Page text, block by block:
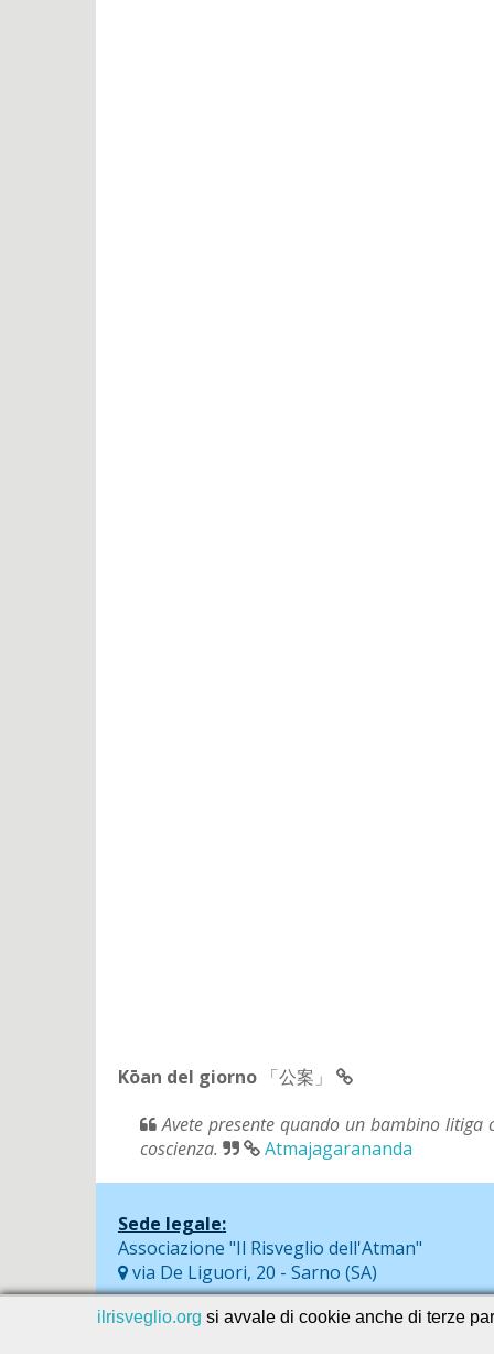
Kōan del giorno 「公案」
Avete presente quando un bambino litiga
coscienza.
Atmajagarananda
Sede legale:
Associazione "Il Risveglio dell'Atman"
via De Liguori, 20 - Sarno (SA)
ilrisveglio.org si avvale di cookie anche di terze